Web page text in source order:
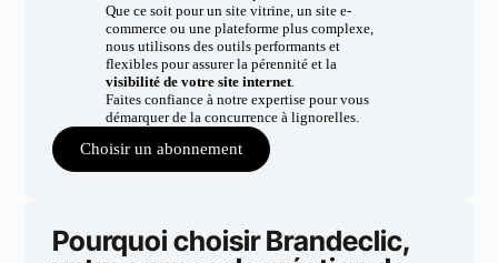
Que ce soit pour un site vitrine, un site e-
commerce ou une plateforme plus complexe,
nous utilisons des outils performants et
flexibles pour assurer la pérennité et la
visibilité de votre site internet.
Faites confiance à notre expertise pour vous
démarquer de la concurrence à lignorelles.
Choisir un abonnement
Pourquoi choisir Brandeclic,